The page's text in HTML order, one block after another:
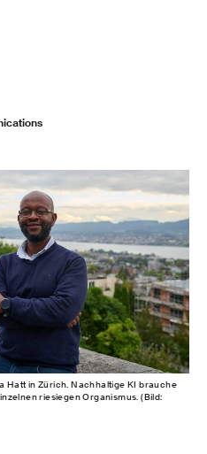
Hatt in Zürich. Nachhaltige KI brauche
riesiegen Organismus. (Bild: